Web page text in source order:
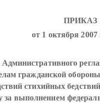
ПРИКАЗ
от 1 октября
гражданской
стихийных
за выполнением